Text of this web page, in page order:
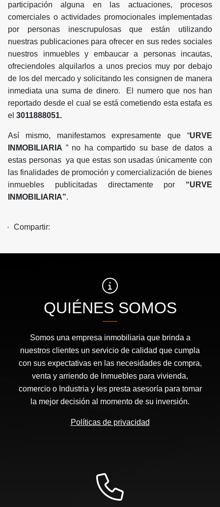
participación alguna en las actuaciones, procesos
comerciales o actividades promocionales implementadas
por personas inescrupulosas que están utilizando
nuestras publicaciones para ofrecer en sus redes sociales
nuestros inmuebles y embaucar a personas incautas,
ofreciendoles alquilarlos a unos precios muy por debajo
de los del mercado y solicitando les consignen de manera
inmediata una suma de dinero. El numero que nos han
reportado desde el cual se está cometiendo esta estafa es
el 3011888051.
Así mismo, manifestamos expresamente que “URVE
INMOBILIARIA ” no ha compartido su base de datos a
estas personas ya que estas son usadas únicamente con
las finalidades de promoción y comercialización de bienes
inmuebles publicitadas directamente por “URVE
INMOBILIARIA”.
Compartir:
QUIÉNES SOMOS
Somos una empresa inmobiliaria que brinda a
nuestros clientes un servicio de calidad que cumpla
con sus expectativas en las necesidades de compra,
venta y arriendo de Inmuebles para vivienda,
comercio o Industria y les presta asesoría para tomar
la mejor decisión al momento de su inversión.
Políticas de privacidad